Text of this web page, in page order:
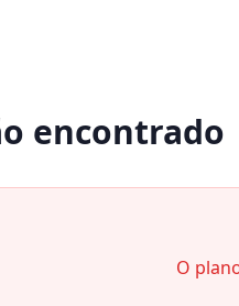
encontrado
O